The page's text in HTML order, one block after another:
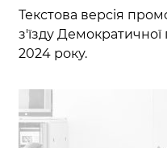
Текстова версія
з'їзду
2024 року.